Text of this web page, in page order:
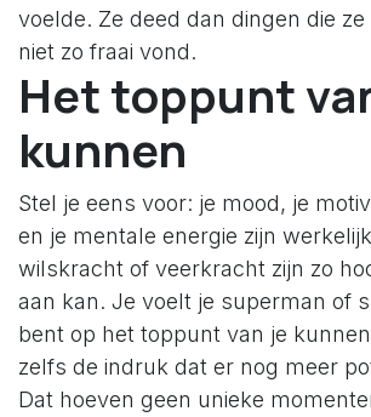
voelde. Ze deed dan dingen die
niet zo fraai vond.
Het toppunt
kunnen
Stel je eens voor: je mood, je
en je mentale energie zijn
wilskracht of veerkracht zijn zo
aan kan. Je voelt je superman of
bent op het toppunt van je
zelfs de indruk dat er nog meer
Dat hoeven geen unieke